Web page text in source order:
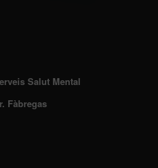
Salut Mental
Fàbregas